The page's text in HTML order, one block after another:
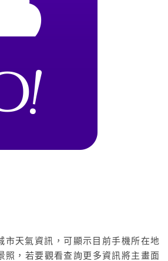
天氣資訊，可顯示目前手機所在地
，若要觀看查詢更多資訊將主畫面